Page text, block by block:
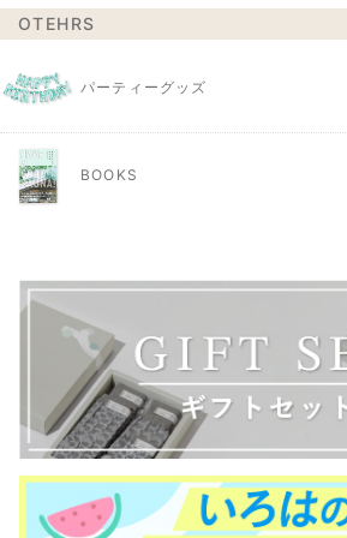
OTEHRS
パーティーグッズ
BOOKS